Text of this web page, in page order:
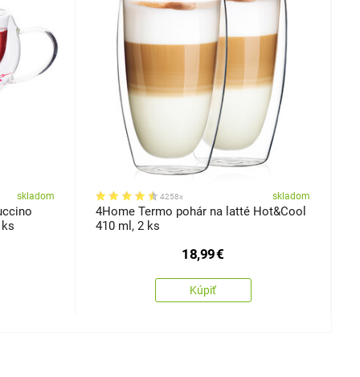
skladom 4258x skladom
4Home Termo pohár na latté Hot&Cool
410 ml, 2 ks
18,99€
Kúpiť